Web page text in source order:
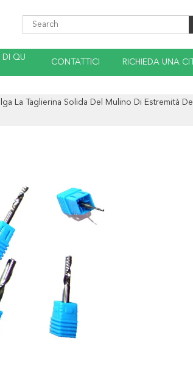
DI QU
CONTATTICI RICHIEDA UNA
La Taglierina Solida Del Mulino Di Estremità